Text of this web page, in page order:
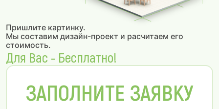
Пришлите картинку.
Мы составим дизайн-проект и расчитаем его
стоимость.
Для Вас - Бесплатно!
ЗАПОЛНИТЕ ЗАЯВКУ